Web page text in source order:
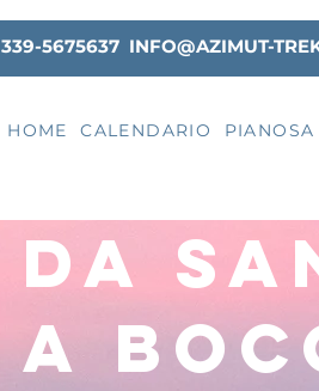
339-5675637 INFO@AZIMUT-
HOME CALENDARIO PIANOSA
DA
A